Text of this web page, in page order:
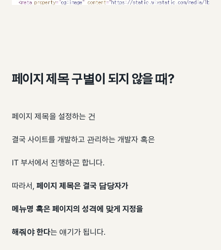
페이지 제목 구별이 되지 않을 때?
페이지 제목을 설정하는 건
결국 사이트를 개발하고 관리하는 개발자 혹은
IT 부서에서 진행하곤 합니다.
따라서, ​ 페이지 제목은 결국 담당자가
메뉴명 혹은 페이지의 성격에 맞게 지정을
해줘야 한다​는 얘기가 됩니다.